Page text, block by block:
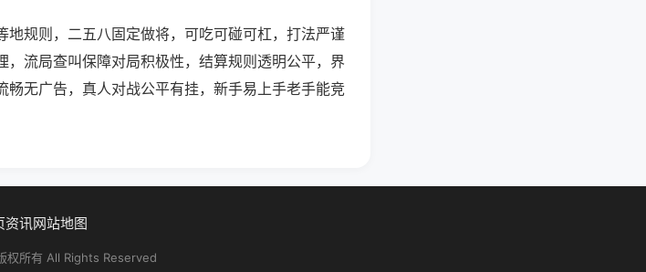
规则，二五八固定做将，可吃可碰可杠，打法严谨
流局查叫保障对局积极性，结算规则透明公平，界
无广告，真人对战公平有挂，新手易上手老手能竞
资讯网站地图
权所有 All Rights Reserved